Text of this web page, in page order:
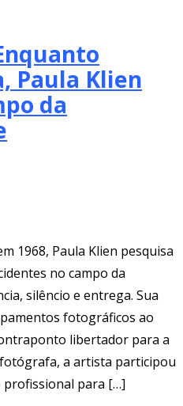
Paula Klien
da
1968, Paula Klien pesquisa
no campo da
silêncio e entrega. Sua
fotográficos ao
libertador para a
a artista participou
para […]